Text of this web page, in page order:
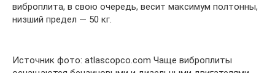
виброплита, в свою очередь, весит максимум полтонны,
низший предел — 50 кг.
Источник фото: atlascopco.com Чаще виброплиты